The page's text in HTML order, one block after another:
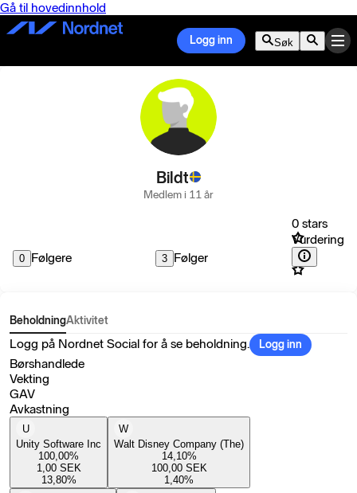
Gå til hovedinnhold
Logg inn Søk
Bildt
Medlem i 11 år
0 Følgere 3 Følger
0 stars
Vurdering
BeholdningAktivitet
Logg på Nordnet Social for å se beholdning. Logg inn
Børshandlede
Vekting
GAV
Avkastning
U
Unity Software Inc
100,00%
1,00 SEK
13,80%
W
Walt Disney Company (The)
14,10%
100,00 SEK
1,40%